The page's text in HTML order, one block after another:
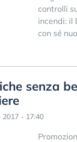
controlli
incendi: il
con sé
senza
2017 - 17:40